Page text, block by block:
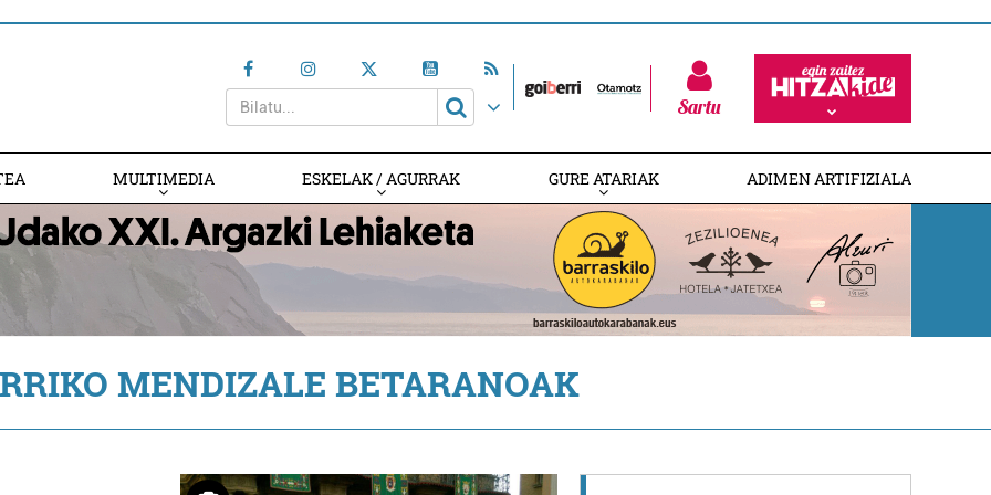
Sartu
MULTIMEDIA ESKELAK / AGURRAK GURE ATARIAK ADIMEN ARTIFIZIALA
MENDIZALE BETARANOAK